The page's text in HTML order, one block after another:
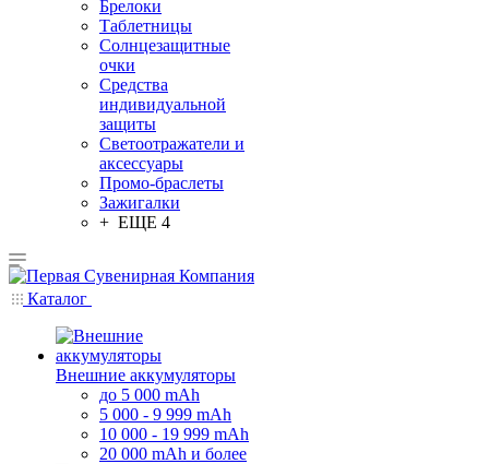
Брелоки
Таблетницы
Солнцезащитные
очки
Средства
индивидуальной
защиты
Светоотражатели и
аксессуары
Промо-браслеты
Зажигалки
+ ЕЩЕ 4
Каталог
Внешние аккумуляторы
до 5 000 mAh
5 000 - 9 999 mAh
10 000 - 19 999 mAh
20 000 mAh и более